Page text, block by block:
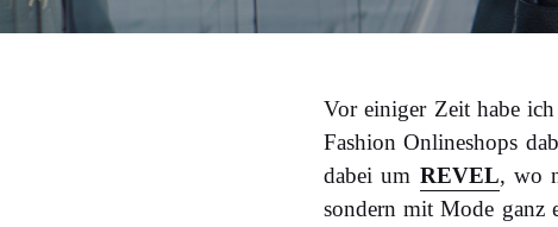
Vor einiger Zeit habe
Fashion Onlineshops
dabei um REVEL, wo
sondern mit Mode ganz